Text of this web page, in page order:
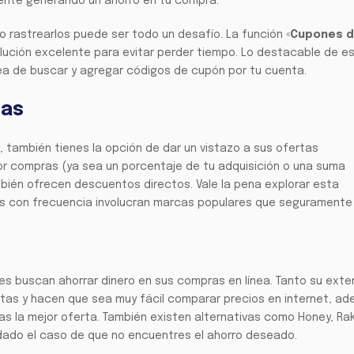
rastrearlos puede ser todo un desafío. La función «Cupones
excelente para evitar perder tiempo. Lo destacable de
de buscar y agregar códigos de cupón por tu cuenta.
también tienes la opción de dar un vistazo a sus ofertas
(ya sea un porcentaje de tu adquisición o una suma
ofrecen descuentos directos. Vale la pena explorar esta
frecuencia involucran marcas populares que seguramente
buscan ahorrar dinero en sus compras en línea. Tanto su
y hacen que sea muy fácil comparar precios en internet,
la mejor oferta. También existen alternativas como Honey,
el caso de que no encuentres el ahorro deseado.